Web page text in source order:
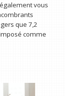
vous
que 7,2
comme